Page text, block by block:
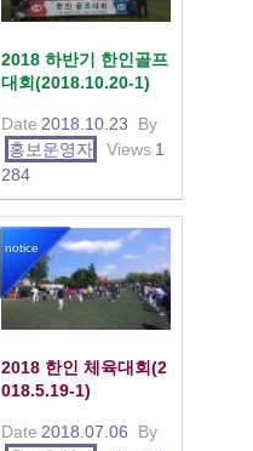
2018 하반기 한인골프
대회(2018.10.20-1)
Date 2018.10.23
By
홍보운영자
Views 1
284
notice
2018 한인 체육대회(2
018.5.19-1)
Date 2018.07.06
By